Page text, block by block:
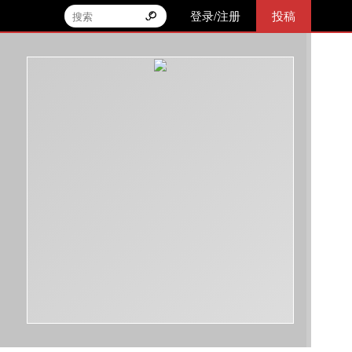
登录/注册 投稿